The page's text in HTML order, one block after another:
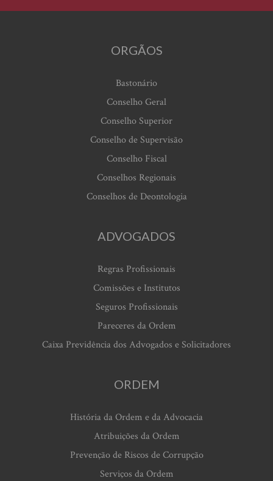
ORGÃOS
Bastonário
Conselho Geral
Conselho Superior
Conselho de Supervisão
Conselho Fiscal
Conselhos Regionais
Conselhos de Deontologia
ADVOGADOS
Regras Profissionais
Comissões e Institutos
Seguros Profissionais
Pareceres da Ordem
Caixa Previdência dos Advogados e Solicitadores
ORDEM
História da Ordem e da Advocacia
Atribuições da Ordem
Prevenção de Riscos de Corrupção
Serviços da Ordem